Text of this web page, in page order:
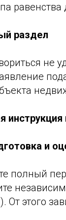
раздел
не
и
полный
От этого